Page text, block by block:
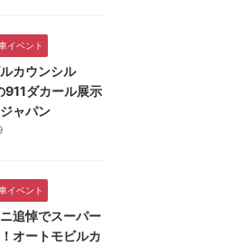
イベント
カウンシル
ダカール展示
ャパン
イベント
追悼でスーパー
オートモビルカ